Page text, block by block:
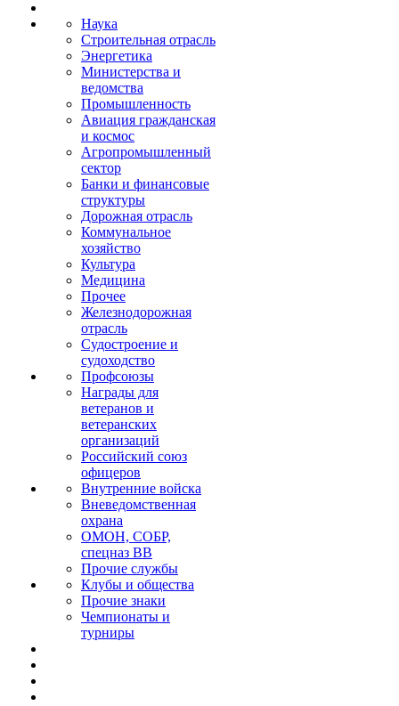
Наука
Строительная отрасль
Энергетика
Министерства и
ведомства
Промышленность
Авиация гражданская
и космос
Агропромышленный
сектор
Банки и финансовые
структуры
Дорожная отрасль
Коммунальное
хозяйство
Культура
Медицина
Прочее
Железнодорожная
отрасль
Судостроение и
судоходство
Профсоюзы
Награды для
ветеранов и
ветеранских
организаций
Российский союз
офицеров
Внутренние войска
Вневедомственная
охрана
ОМОН, СОБР,
спецназ ВВ
Прочие службы
Клубы и общества
Прочие знаки
Чемпионаты и
турниры